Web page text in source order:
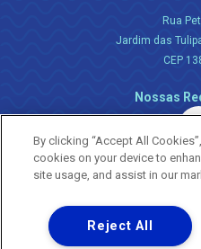
Rua
Jardim das
CEP
Nossas
Uma empresa
Copyright ®
By clicking “Accept All
cookies on your device to
site usage, and assist in our
Reject All